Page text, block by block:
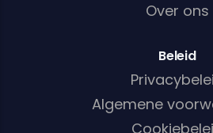
Over ons
Beleid
Algemene